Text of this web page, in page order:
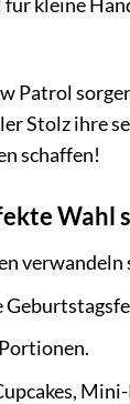
kleine
Stolz ihre
schaffen!
Wahl
verwandeln